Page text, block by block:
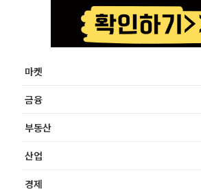
마켓
금융
부동산
산업
경제